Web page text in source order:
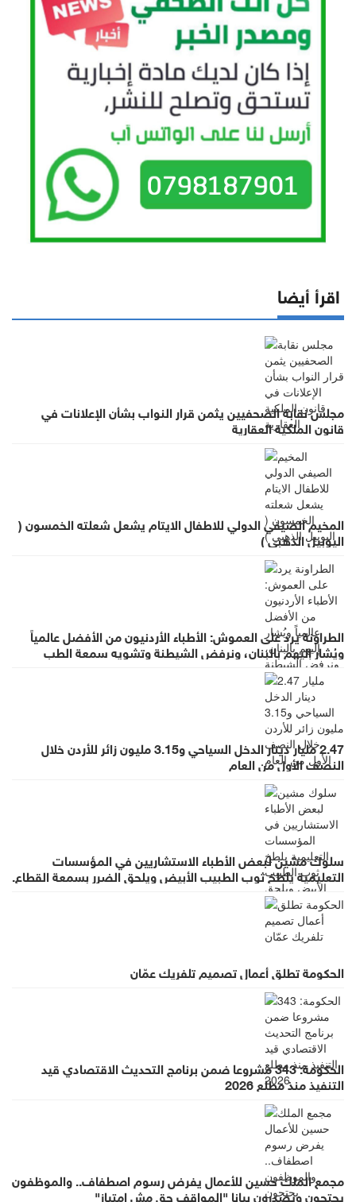
اقرأ أيضا
مجلس نقابة الصحفيين يثمن قرار النواب بشأن الإعلانات في
قانون الملكية العقارية
المخيم الصيفي الدولي للاطفال الايتام يشعل شعلته الخمسون (
اليوبيل الذهبي )
الطراونة يرد على العموش: الأطباء الأردنيون من الأفضل عالمياً
ويُشار إليهم بالبنان، ونرفض الشيطنة وتشويه سمعة الطب
بالعموميات
2.47 مليار دينار الدخل السياحي و3.15 مليون زائر للأردن خلال
النصف الأول من العام
سلوك مشين لبعض الأطباء الاستشاريين في المؤسسات
التعليمية يلطخ ثوب الطبيب الأبيض ويلحق الضرر بسمعة القطاع.
الحكومة تطلق أعمال تصميم تلفريك عمّان
الحكومة: 343 مشروعا ضمن برنامج التحديث الاقتصادي قيد
التنفيذ منذ مطلع 2026
مجمع الملك حسين للأعمال يفرض رسوم اصطفاف.. والموظفون
يحتجون ويصدرون بيانا "المواقف حق مش امتياز"